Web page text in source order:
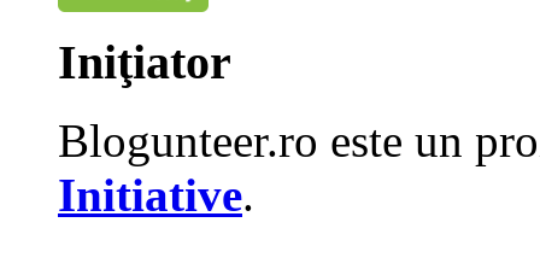
Iniţiator
Blogunteer.ro este un
Initiative.